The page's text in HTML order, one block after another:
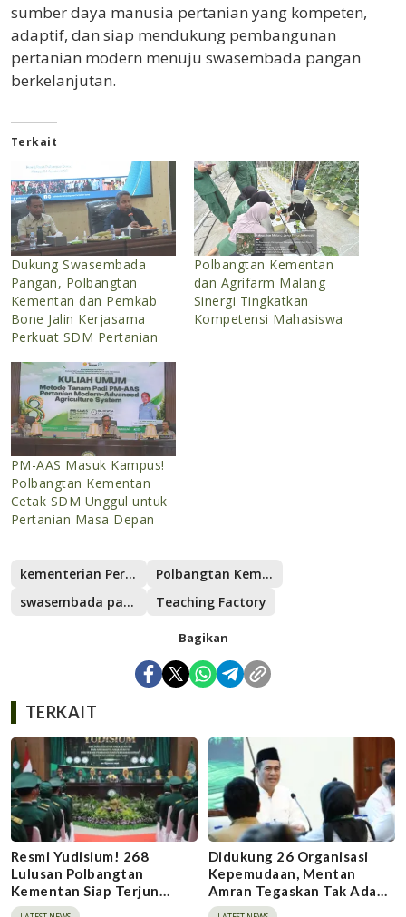
sumber daya manusia pertanian yang kompeten,
adaptif, dan siap mendukung pembangunan
pertanian modern menuju swasembada pangan
berkelanjutan.
Terkait
Dukung Swasembada
Pangan, Polbangtan
Kementan dan Pemkab
Bone Jalin Kerjasama
Perkuat SDM Pertanian
Polbangtan Kementan
dan Agrifarm Malang
Sinergi Tingkatkan
Kompetensi Mahasiswa
PM-AAS Masuk Kampus!
Polbangtan Kementan
Cetak SDM Unggul untuk
Pertanian Masa Depan
kementerian Pertanian
Polbangtan Kementan
swasembada pangan
Teaching Factory
Bagikan
TERKAIT
Resmi Yudisium! 268
Lulusan Polbangtan
Kementan Siap Terjun
Bangun Pertanian
Didukung 26 Organisasi
Kepemudaan, Mentan
Amran Tegaskan Tak Ada
Ruang bagi Mafia Beras